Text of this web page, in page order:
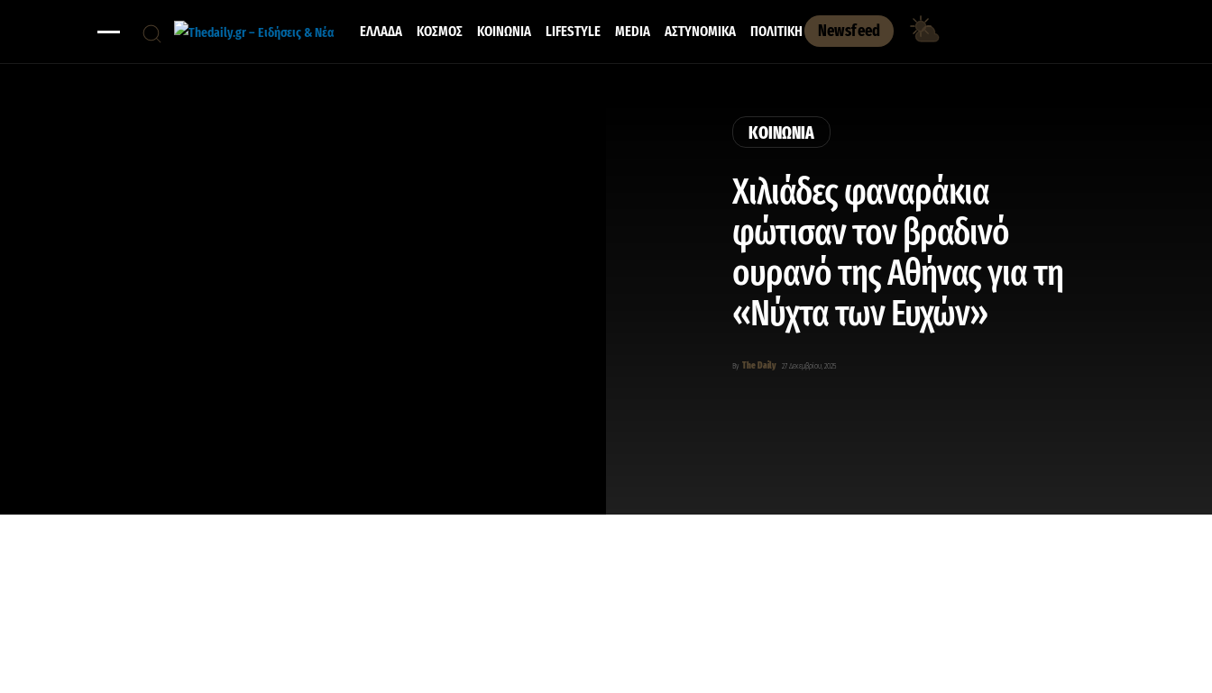
ΕΛΛΑΔΑ ΚΟΣΜΟΣ ΚΟΙΝΩΝΙΑ LIFESTYLE MEDIA ΑΣΤΥΝΟΜΙΚΑ ΠΟΛΙΤΙΚΗ Newsfeed
ΚΟΙΝΩΝΙΑ
Χιλιάδες φαναράκια
φώτισαν τον βραδινό
ουρανό της Αθήνας για τη
«Νύχτα των Ευχών»
By The Daily 27 Δεκεμβρίου, 2025